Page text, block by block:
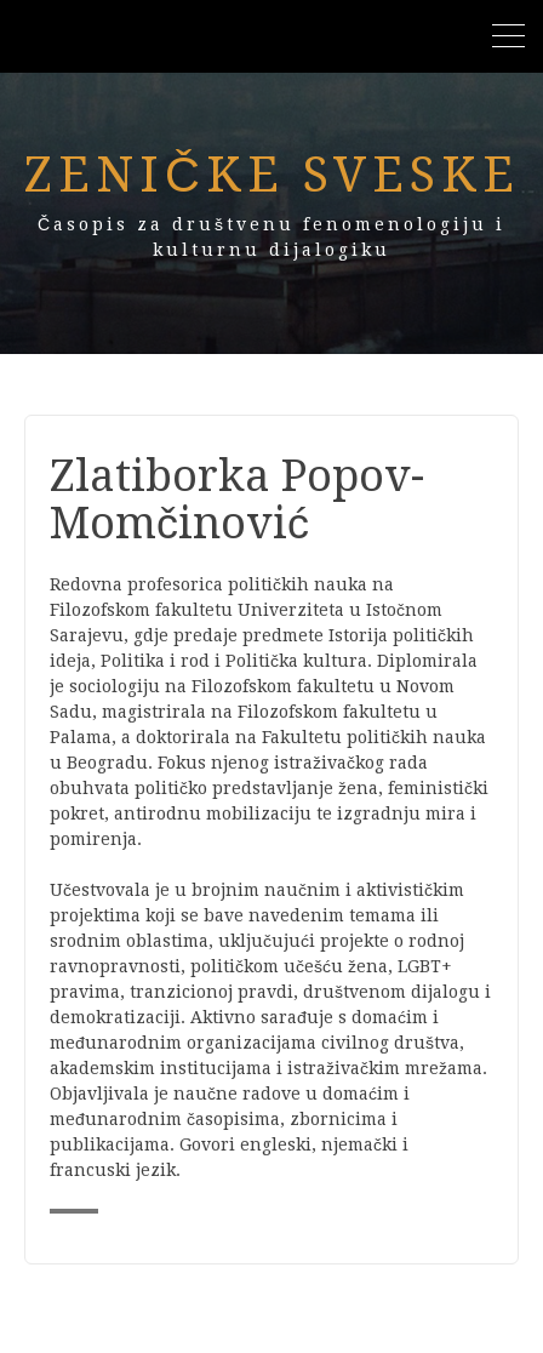
ZENIČKE SVESKE
Časopis za društvenu fenomenologiju i
kulturnu dijalogiku
Zlatiborka Popov-
Momčinović
Redovna profesorica političkih nauka na
Filozofskom fakultetu Univerziteta u Istočnom
Sarajevu, gdje predaje predmete Istorija političkih
ideja, Politika i rod i Politička kultura. Diplomirala
je sociologiju na Filozofskom fakultetu u Novom
Sadu, magistrirala na Filozofskom fakultetu u
Palama, a doktorirala na Fakultetu političkih nauka
u Beogradu. Fokus njenog istraživačkog rada
obuhvata političko predstavljanje žena, feministički
pokret, antirodnu mobilizaciju te izgradnju mira i
pomirenja.
Učestvovala je u brojnim naučnim i aktivističkim
projektima koji se bave navedenim temama ili
srodnim oblastima, uključujući projekte o rodnoj
ravnopravnosti, političkom učešću žena, LGBT+
pravima, tranzicionoj pravdi, društvenom dijalogu i
demokratizaciji. Aktivno sarađuje s domaćim i
međunarodnim organizacijama civilnog društva,
akademskim institucijama i istraživačkim mrežama.
Objavljivala je naučne radove u domaćim i
međunarodnim časopisima, zbornicima i
publikacijama. Govori engleski, njemački i
francuski jezik.